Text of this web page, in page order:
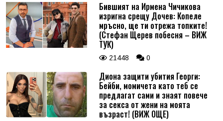
Бившият на Ирмена Чичикова
изригна срещу Дочев: Копеле
мръсно, ще ти отрежа топките!
(Стефан Щерев побесня – ВИЖ
ТУК)
21448 0
Диона защити убития Георги:
Бейби, момичета като теб се
предлагат сами и знаят повече
за секса от жени на моята
възраст! (ВИЖ ОЩЕ)